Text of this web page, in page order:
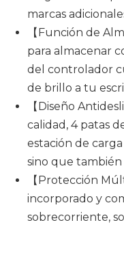
marcas
【Función de
para almacenar
del controlador
de brillo a tu
【Diseño
calidad, 4 patas
estación de
sino que también
【Protección
incorporado y
sobrecorriente,